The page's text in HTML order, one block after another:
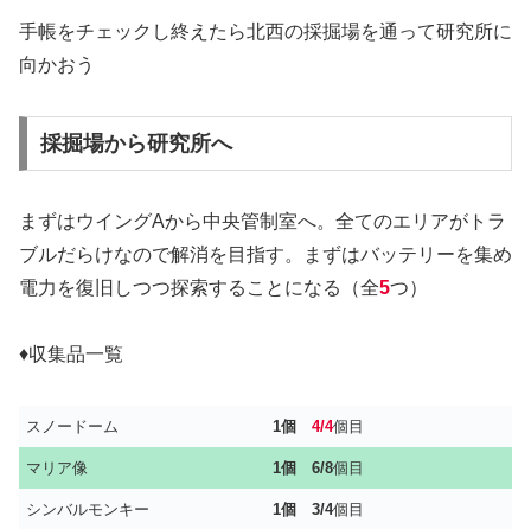
手帳をチェックし終えたら北西の採掘場を通って研究所に
向かおう
採掘場から研究所へ
まずはウイングAから中央管制室へ。全てのエリアがトラ
ブルだらけなので解消を目指す。まずはバッテリーを集め
電力を復旧しつつ探索することになる（全5つ）
♦収集品一覧
スノードーム 1個 4/4個目
マリア像 1個 6/8個目
シンバルモンキー 1個 3/4個目